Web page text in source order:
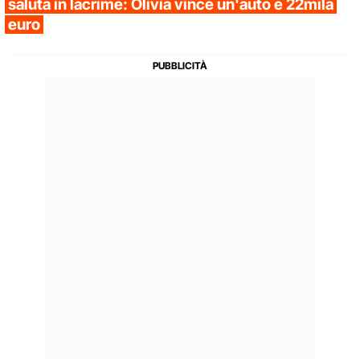
saluta in lacrime: Olivia vince un'auto e 22mila
euro